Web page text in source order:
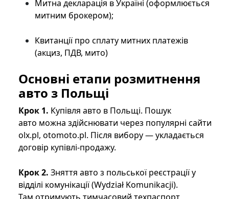
Митна декларація в Україні (оформлюється
митним брокером);
Квитанції про сплату митних платежів
(акциз, ПДВ, мито)
Основні етапи розмитнення
авто з Польщі
Крок 1. Купівля авто в Польщі. Пошук
авто можна здійснювати через популярні сайти
olx.pl, otomoto.pl. Після вибору — укладається
договір купівлі-продажу.
Крок 2. Зняття авто з польської реєстрації у
відділі комунікації (Wydział Komunikacji).